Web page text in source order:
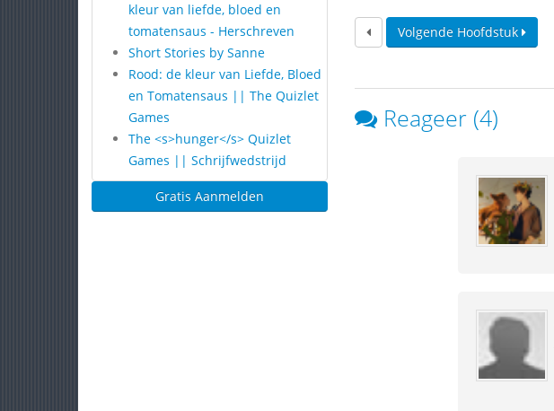
kleur van liefde, bloed en
tomatensaus - Herschreven
Short Stories by Sanne
Rood: de kleur van Liefde, Bloed
en Tomatensaus || The Quizlet
Games
The <s>hunger</s> Quizlet
Games || Schrijfwedstrijd
Gratis Aanmelden
Volgende Hoofdstuk
Reageer (4)